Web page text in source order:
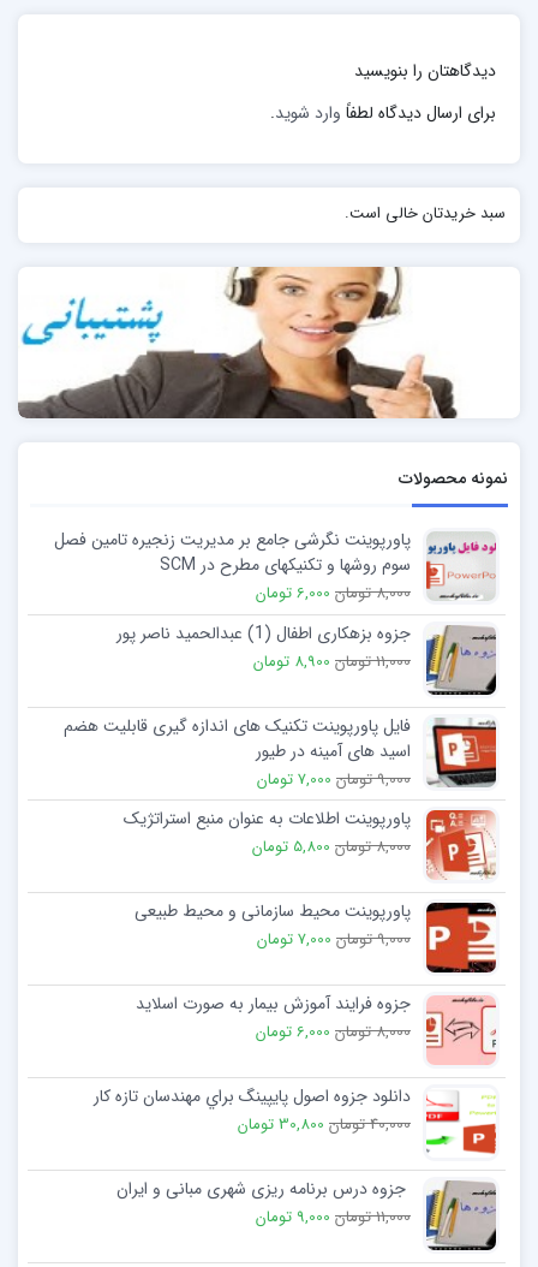
دیدگاهتان را بنویسید
برای ارسال دیدگاه لطفاً وارد شوید.
سبد خریدتان خالی است.
نمونه محصولات
پاورپوینت نگرشی جامع بر مدیریت زنجیره تامین فصل
سوم روشها و تکنیکهای مطرح در SCM
8,000 تومان 6,000 تومان
جزوه بزهکاری اطفال (1) عبدالحمید ناصر پور
11,000 تومان 8,900 تومان
فایل پاورپوینت تکنیک های اندازه گیری قابلیت هضم
اسید های آمینه در طیور
9,000 تومان 7,000 تومان
پاورپوینت اطلاعات به عنوان منبع استراتژیک
8,000 تومان 5,800 تومان
پاورپوینت محيط سازمانی و محیط طبیعی
9,000 تومان 7,000 تومان
جزوه فرایند آموزش بیمار به صورت اسلاید
8,000 تومان 6,000 تومان
دانلود جزوه اصول پايپينگ براي مهندسان تازه كار
40,000 تومان 30,800 تومان
جزوه درس برنامه ریزی شهری مبانی و ایران
11,000 تومان 9,000 تومان